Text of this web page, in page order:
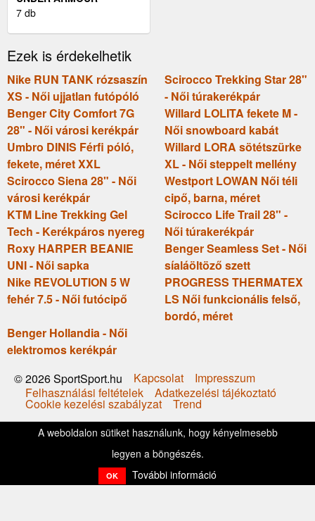
HEATGEAR ARMOUR
7 db
Ezek is érdekelhetik
Nike RUN TANK rózsaszín
XS - Női ujjatlan futópóló
Scirocco Trekking Star 28"
- Női túrakerékpár
Benger City Comfort 7G
28" - Női városi kerékpár
Willard LOLITA fekete M -
Női snowboard kabát
Umbro DINIS Férfi póló,
fekete, méret XXL
Willard LORA sötétszürke
XL - Női steppelt mellény
Scirocco Siena 28" - Női
városi kerékpár
Westport LOWAN Női téli
cipő, barna, méret
KTM Line Trekking Gel
Tech - Kerékpáros nyereg
Scirocco Life Trail 28" -
Női túrakerékpár
Roxy HARPER BEANIE
UNI - Női sapka
Benger Seamless Set - Női
síaláöltöző szett
Nike REVOLUTION 5 W
fehér 7.5 - Női futócipő
PROGRESS THERMATEX
LS Női funkcionális felső,
bordó, méret
Benger Hollandia - Női
elektromos kerékpár
© 2026 SportSport.hu
Kapcsolat
Impresszum
Felhasználási feltételek
Adatkezelési tájékoztató
Cookie kezelési szabályzat Trend
A weboldalon sütiket használunk, hogy kényelmesebb
legyen a böngészés.
OK További információ